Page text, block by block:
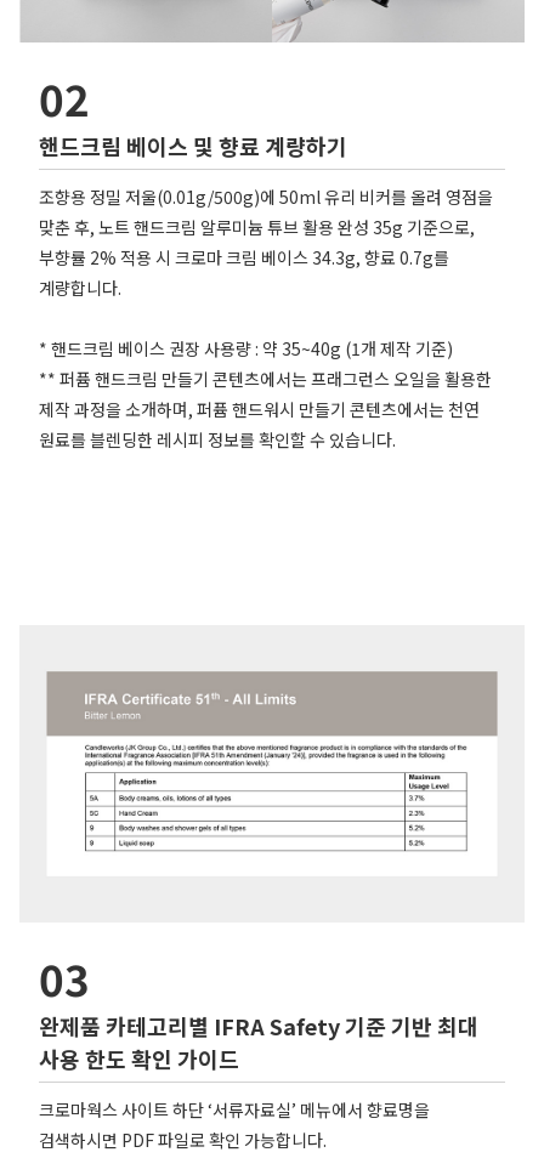
02
핸드크림 베이스 및 향료 계량하기
조향용 정밀 저울(0.01g/500g)에 50ml 유리 비커를 올려 영점을
맞춘 후, 노트 핸드크림 알루미늄 튜브 활용 완성 35g 기준으로,
부향률 2% 적용 시 크로마 크림 베이스 34.3g, 향료 0.7g를
계량합니다.
* 핸드크림 베이스 권장 사용량 : 약 35~40g (1개 제작 기준)
** 퍼퓸 핸드크림 만들기 콘텐츠에서는 프래그런스 오일을 활용한
제작 과정을 소개하며, 퍼퓸 핸드워시 만들기 콘텐츠에서는 천연
원료를 블렌딩한 레시피 정보를 확인할 수 있습니다.
03
완제품 카테고리별 IFRA Safety 기준 기반 최대
사용 한도 확인 가이드
크로마웍스 사이트 하단 ‘서류자료실’ 메뉴에서 향료명을
검색하시면 PDF 파일로 확인 가능합니다.